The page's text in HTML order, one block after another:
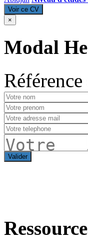
Voir ce CV
×
Modal
Valider